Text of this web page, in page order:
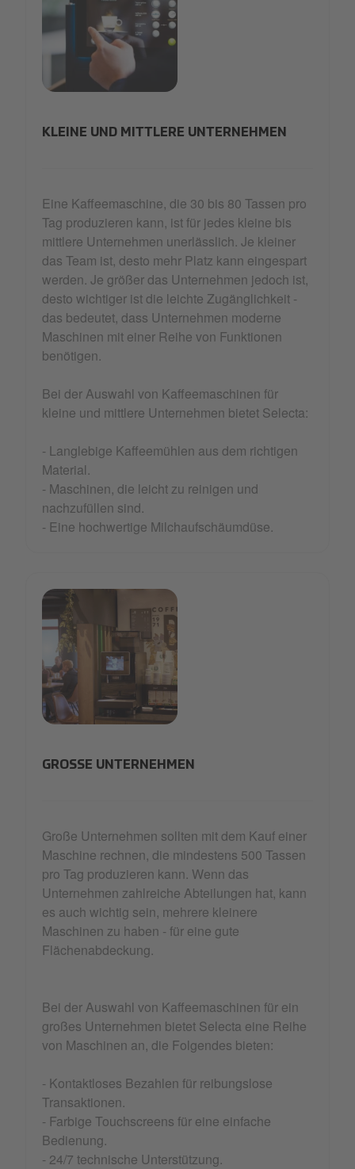
KLEINE UND MITTLERE UNTERNEHMEN
Eine Kaffeemaschine, die 30 bis 80 Tassen pro
Tag produzieren kann, ist für jedes kleine bis
mittlere Unternehmen unerlässlich. Je kleiner
das Team ist, desto mehr Platz kann eingespart
werden. Je größer das Unternehmen jedoch ist,
desto wichtiger ist die leichte Zugänglichkeit -
das bedeutet, dass Unternehmen moderne
Maschinen mit einer Reihe von Funktionen
benötigen.
Bei der Auswahl von Kaffeemaschinen für
kleine und mittlere Unternehmen bietet Selecta:
- Langlebige Kaffeemühlen aus dem richtigen
Material.
- Maschinen, die leicht zu reinigen und
nachzufüllen sind.
- Eine hochwertige Milchaufschäumdüse.
GROSSE UNTERNEHMEN
Große Unternehmen sollten mit dem Kauf einer
Maschine rechnen, die mindestens 500 Tassen
pro Tag produzieren kann. Wenn das
Unternehmen zahlreiche Abteilungen hat, kann
es auch wichtig sein, mehrere kleinere
Maschinen zu haben - für eine gute
Flächenabdeckung.
Bei der Auswahl von Kaffeemaschinen für ein
großes Unternehmen bietet Selecta eine Reihe
von Maschinen an, die Folgendes bieten:
- Kontaktloses Bezahlen für reibungslose
Transaktionen.
- Farbige Touchscreens für eine einfache
Bedienung.
- 24/7 technische Unterstützung.